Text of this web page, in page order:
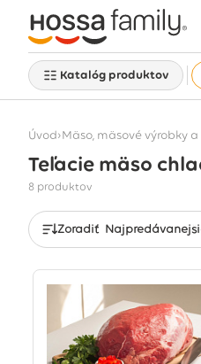
Katalóg produktov
Úvod›Mäso, mäsové výrobky
Teľacie mäso
8 produktov
Zoradiť